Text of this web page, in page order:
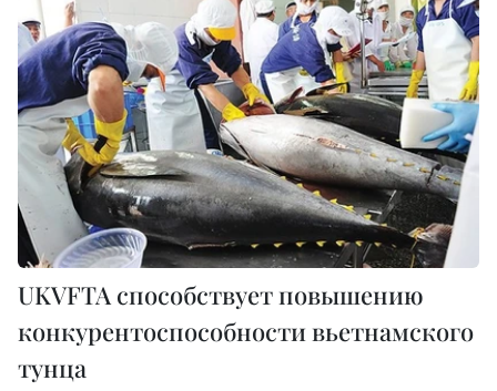
UKVFTA способствует повышению
конкурентоспособности вьетнамского
тунца